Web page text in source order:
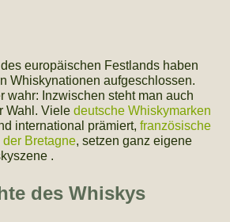
europäischen Festlands haben
Whiskynationen aufgeschlossen.
wahr: Inzwischen steht man auch
Wahl. Viele deutsche Whiskymarken
international prämiert, französische
Bretagne, setzen ganz eigene
.
des Whiskys